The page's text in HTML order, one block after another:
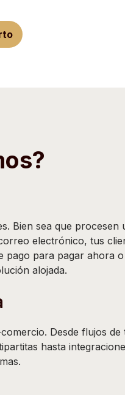
Bien sea que procesen
electrónico, tus
pago para pagar ahora
alojada.
Desde flujos de
hasta